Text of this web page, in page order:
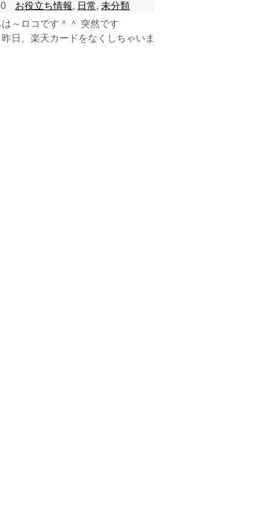
お役立ち情報, 日常, 未分類
は～ロコです＾＾ 突然です
日、楽天カードをなくしちゃいま